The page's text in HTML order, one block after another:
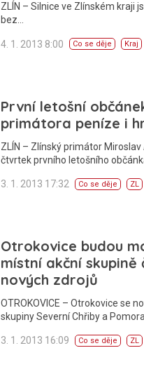
ZLÍN – Silnice ve Zlínském kraji
bez…
4. 1. 2013 8:00 Co se děje Kraj
První letošní
primátora peníze i
ZLÍN – Zlínský primátor
čtvrtek prvního letošního
3. 1. 2013 17:32 Co se děje ZL
Otrokovice budou
místní akční
nových zdrojů
OTROKOVICE – Otrokovice se
skupiny Severní Chřiby a
3. 1. 2013 16:09 Co se děje ZL